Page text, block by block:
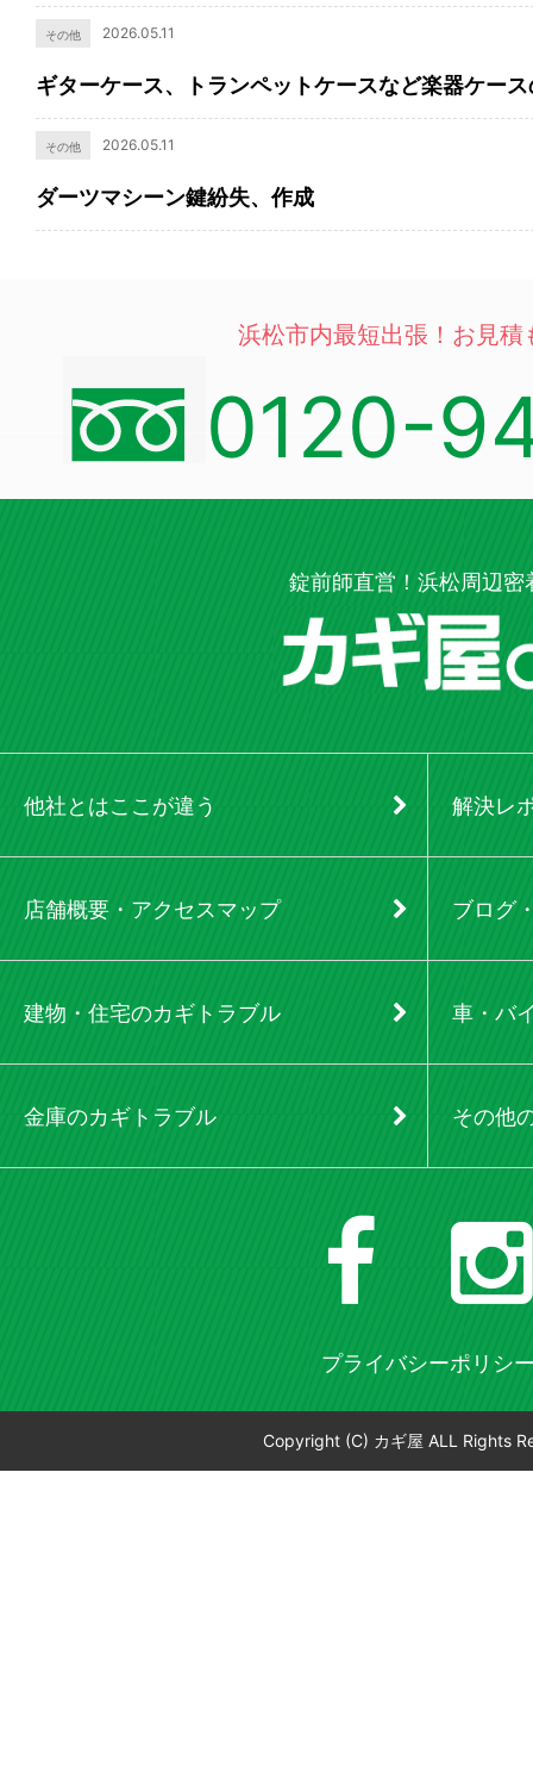
その他 2026.05.11
ギターケース、トランペットケースなど楽器ケー
その他 2026.05.11
ダーツマシーン鍵紛失、作成
浜松市内最短出張！お見積
0120-
錠前師直営！浜松周辺密
他社とはここが違う 解決レ
店舗概要・アクセスマップ ブログ
建物・住宅のカギトラブル 車・バ
金庫のカギトラブル その他
プライバシーポリシ
Copyright (C) カギ屋 ALL Rights